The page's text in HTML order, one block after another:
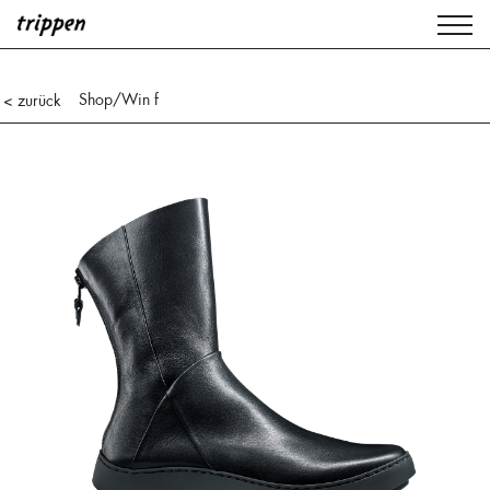
< zurück Shop/Win f